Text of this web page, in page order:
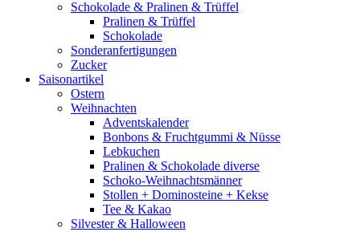
Schokolade & Pralinen & Trüffel
Pralinen & Trüffel
Schokolade
Sonderanfertigungen
Zucker
Saisonartikel
Ostern
Weihnachten
Adventskalender
Bonbons & Fruchtgummi & Nüsse
Lebkuchen
Pralinen & Schokolade diverse
Schoko-Weihnachtsmänner
Stollen + Dominosteine + Kekse
Tee & Kakao
Silvester & Halloween